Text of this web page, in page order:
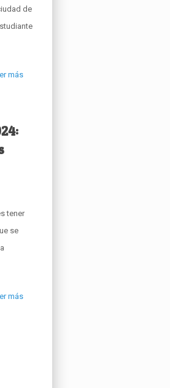
de
más
tener
se
más